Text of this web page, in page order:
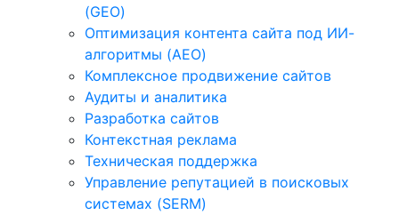
(GEO)
Оптимизация контента сайта под ИИ-
алгоритмы (AEO)
Комплексное продвижение сайтов
Аудиты и аналитика
Разработка сайтов
Контекстная реклама
Техническая поддержка
Управление репутацией в поисковых
системах (SERM)